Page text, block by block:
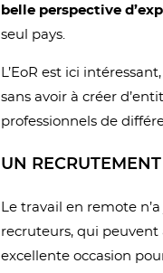
belle perspective
seul pays.
L’EoR est ici
sans avoir à créer
professionnels de
UN
Le travail en remote
recruteurs, qui
excellente occasion